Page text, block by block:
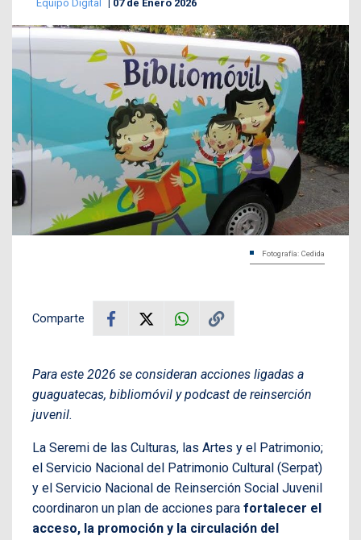
Equipo Digital 07 de Enero 2026
Fotografía: Cedida
Comparte
Para este 2026 se consideran acciones ligadas a
guaguatecas, bibliomóvil y podcast de reinserción
juvenil.
La Seremi de las Culturas, las Artes y el Patrimonio;
el Servicio Nacional del Patrimonio Cultural (Serpat)
y el Servicio Nacional de Reinserción Social Juvenil
coordinaron un plan de acciones para fortalecer el
acceso, la promoción y la circulación del